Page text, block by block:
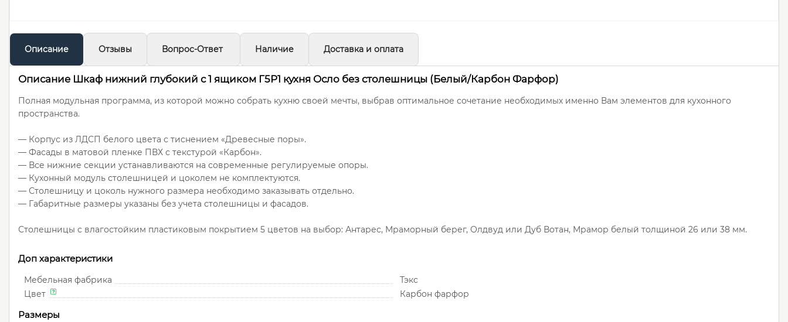
Описание Отзывы Вопрос-Ответ Наличие Доставка и оплата
Описание Шкаф нижний глубокий с 1 ящиком Г5Р1 кухня Осло без столешницы (Белый/Карбон Фарфор)
Полная модульная программа, из которой можно собрать кухню своей мечты, выбрав оптимальное сочетание необходимых именно Вам элементов для кухонного
пространства.
— Корпус из ЛДСП белого цвета с тиснением «Древесные поры».
— Фасады в матовой пленке ПВХ с текстурой «Карбон».
— Все нижние секции устанавливаются на современные регулируемые опоры.
— Кухонный модуль столешницей и цоколем не комплектуются.
— Столешницу и цоколь нужного размера необходимо заказывать отдельно.
— Габаритные размеры указаны без учета столешницы и фасадов.
Столешницы с влагостойким пластиковым покрытием 5 цветов на выбор: Антарес, Мраморный берег, Олдвуд или Дуб Вотан, Мрамор белый толщиной 26 или 38 мм.
Доп характеристики
Мебельная фабрика
Тэкс
Цвет
Карбон фарфор
Размеры